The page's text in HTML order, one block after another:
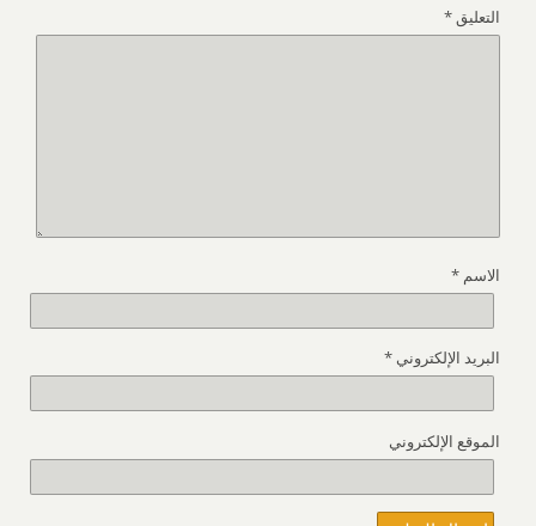
التعليق*
الاسم *
البريد الإلكتروني *
الموقع الإلكتروني